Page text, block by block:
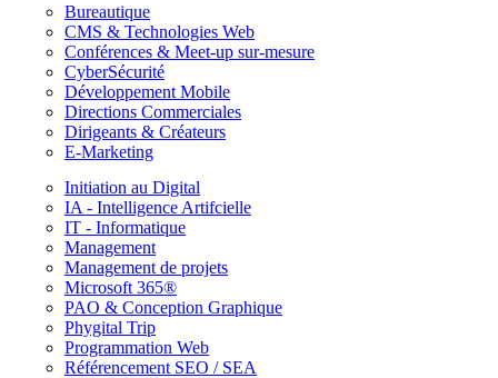
Bureautique
CMS & Technologies Web
Conférences & Meet-up sur-mesure
CyberSécurité
Développement Mobile
Directions Commerciales
Dirigeants & Créateurs
E-Marketing
Initiation au Digital
IA - Intelligence Artifcielle
IT - Informatique
Management
Management de projets
Microsoft 365®
PAO & Conception Graphique
Phygital Trip
Programmation Web
Référencement SEO / SEA